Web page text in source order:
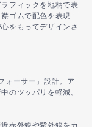
フィックを地柄で表
ゴムで配色を表現
をもってデザインさ
ォーサー」設計。ア
のツッパリを軽減。